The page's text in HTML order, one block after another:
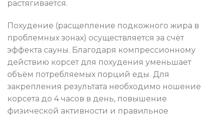
растягивается.
Похудение (расщепление подкожного жира в
проблемных зонах) осуществляется за счёт
эффекта сауны. Благодаря компрессионному
действию корсет для похудения уменьшает
объём потребляемых порций еды. Для
закрепления результата необходимо ношение
корсета до 4 часов в день, повышение
физической активности и правильное